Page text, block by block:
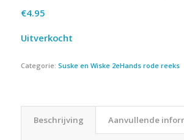
€4.95
Uitverkocht
Categorie: Suske en Wiske 2eHands rode reeks
Beschrijving Aanvullende